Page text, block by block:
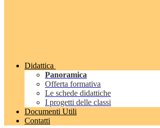
Didattica
Panoramica
Offerta formativa
Le schede didattiche
I progetti delle classi
Documenti Utili
Contatti